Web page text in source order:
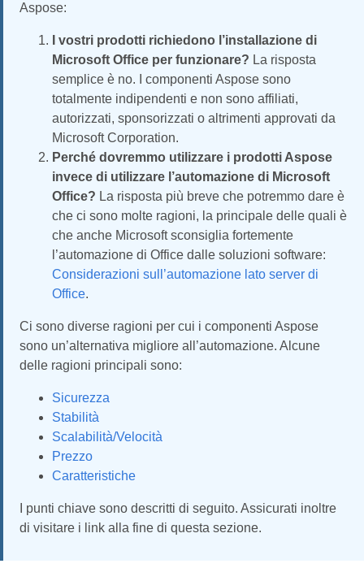
Aspose:
I vostri prodotti richiedono l’installazione di
Microsoft Office per funzionare? La risposta
semplice è no. I componenti Aspose sono
totalmente indipendenti e non sono affiliati,
autorizzati, sponsorizzati o altrimenti approvati da
Microsoft Corporation.
Perché dovremmo utilizzare i prodotti Aspose
invece di utilizzare l’automazione di Microsoft
Office? La risposta più breve che potremmo dare è
che ci sono molte ragioni, la principale delle quali è
che anche Microsoft sconsiglia fortemente
l’automazione di Office dalle soluzioni software:
Considerazioni sull’automazione lato server di
Office.
Ci sono diverse ragioni per cui i componenti Aspose
sono un’alternativa migliore all’automazione. Alcune
delle ragioni principali sono:
Sicurezza
Stabilità
Scalabilità/Velocità
Prezzo
Caratteristiche
I punti chiave sono descritti di seguito. Assicurati inoltre
di visitare i link alla fine di questa sezione.